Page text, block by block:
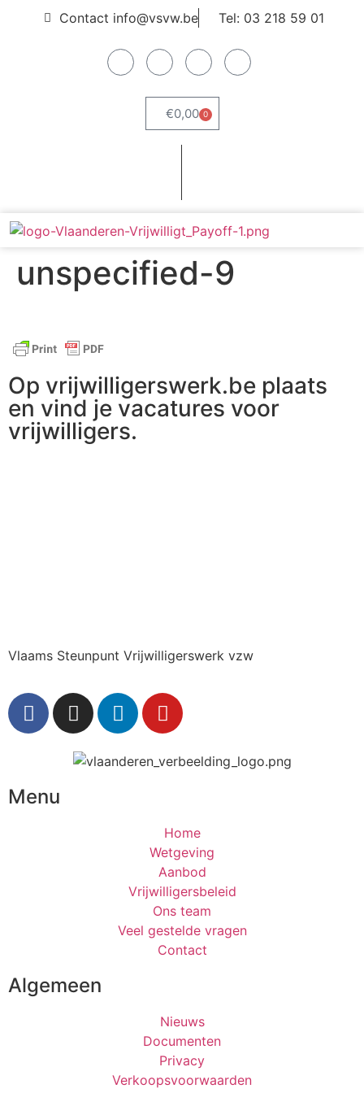
Contact info@vsvw.be Tel: 03 218 59 01
€0,00 0
unspecified-9
Op vrijwilligerswerk.be plaats
en vind je vacatures voor
vrijwilligers.
Vlaams Steunpunt Vrijwilligerswerk vzw
Menu
Home
Wetgeving
Aanbod
Vrijwilligersbeleid
Ons team
Veel gestelde vragen
Contact
Algemeen
Nieuws
Documenten
Privacy
Verkoopsvoorwaarden